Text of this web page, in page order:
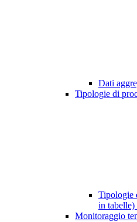
Dati
Tipologie di
Tipologie
in tabelle)
Monitoraggio